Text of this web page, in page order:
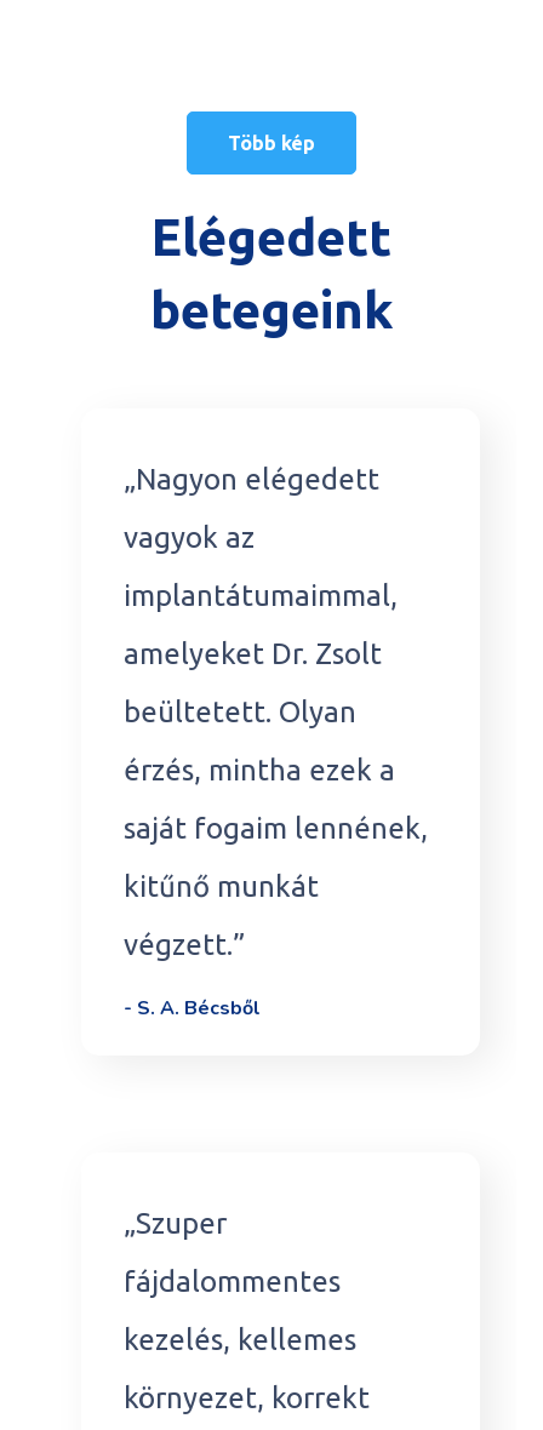
Több kép
Elégedett
betegeink
„Nagyon elégedett
vagyok az
implantátumaimmal,
amelyeket Dr. Zsolt
beültetett. Olyan
érzés, mintha ezek a
saját fogaim lennének,
kitűnő munkát
végzett.”
- S. A. Bécsből
„Szuper
fájdalommentes
kezelés, kellemes
környezet, korrekt